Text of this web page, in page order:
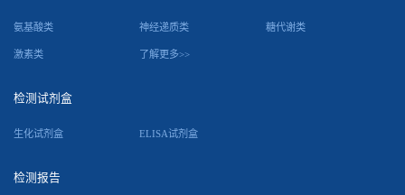
氨基酸类 神经递质类 糖代谢类
激素类 了解更多>>
检测试剂盒
生化试剂盒 ELISA试剂盒
检测报告